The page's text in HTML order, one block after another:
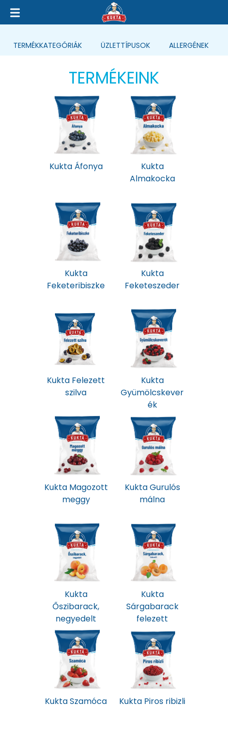
TERMÉKKATEGÓRIÁK ÜZLETTÍPUSOK ALLERGÉNEK
TERMÉKEINK
Kukta Áfonya
Kukta
Almakocka
Kukta
Feketeribiszke
Kukta
Feketeszeder
Kukta Felezett
szilva
Kukta
Gyümölcskever
ék
Kukta Magozott
meggy
Kukta Gurulós
málna
Kukta
Őszibarack,
negyedelt
Kukta
Sárgabarack
felezett
Kukta Szamóca Kukta Piros ribizli